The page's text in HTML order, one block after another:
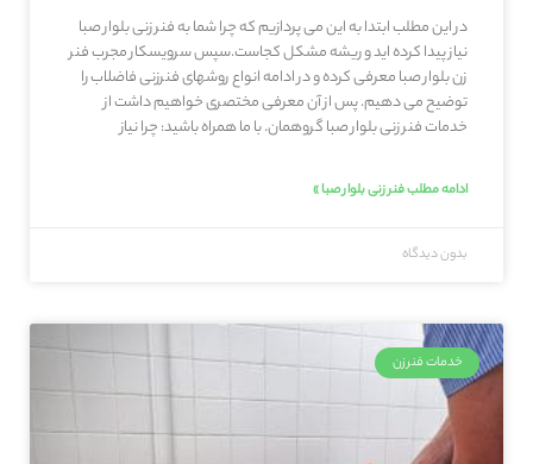
در این مطلب ابتدا به این می پردازیم که چرا شما به فنر زنی بلوار صبا
نیاز پیدا کرده اید و ریشه مشکل کجاست.سپس سرویسکار مجرب فنر
زن بلوار صبا معرفی کرده و در ادامه انواع روشهای فنرزنی فاضلاب را
توضیح می دهیم. پس از آن معرفی مختصری خواهیم داشت از
خدمات فنر زنی بلوار صبا گروهمان. با ما همراه باشید: چرا نیاز
ادامه مطلب فنر زنی بلوار صبا »
بدون دیدگاه
خدمات فنرزن